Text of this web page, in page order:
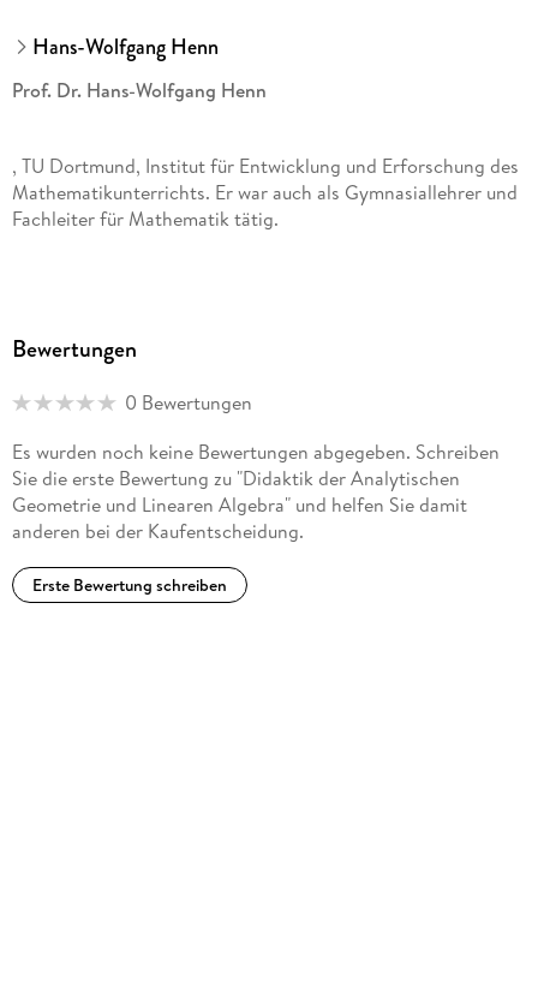
Hans-Wolfgang Henn
Prof. Dr. Hans-Wolfgang Henn
, TU Dortmund, Institut für Entwicklung und Erforschung des
Mathematikunterrichts. Er war auch als Gymnasiallehrer und
Fachleiter für Mathematik tätig.
, Humboldt-Universität zu Berlin, Institut für Mathematik/
Mathematik und ihre Didaktik. Er ist kooperierender
Mathematik (DZLM), Berlin.
Bewertungen
0 Bewertungen
Es wurden noch keine Bewertungen abgegeben. Schreiben
Sie die erste Bewertung zu "Didaktik der Analytischen
Geometrie und Linearen Algebra" und helfen Sie damit
anderen bei der Kaufentscheidung.
Erste Bewertung schreiben